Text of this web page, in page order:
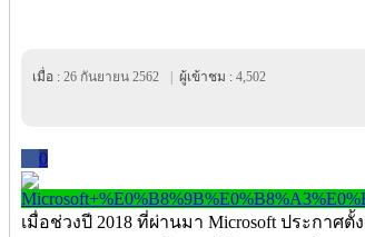
เมื่อ : 26 กันยายน 2562 ผู้เข้าชม : 4,502
0
เมื่อช่วงปี 2018 ที่ผ่านมา Microsoft ประกาศตั้ง